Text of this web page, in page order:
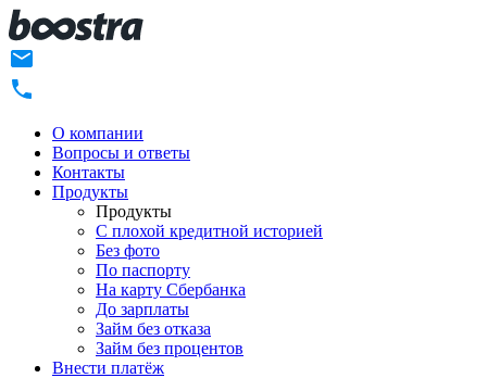
О компании
Вопросы и ответы
Контакты
Продукты
Продукты
C плохой кредитной историей
Без фото
По паспорту
На карту Сбербанка
До зарплаты
Займ без отказа
Займ без процентов
Внести платёж